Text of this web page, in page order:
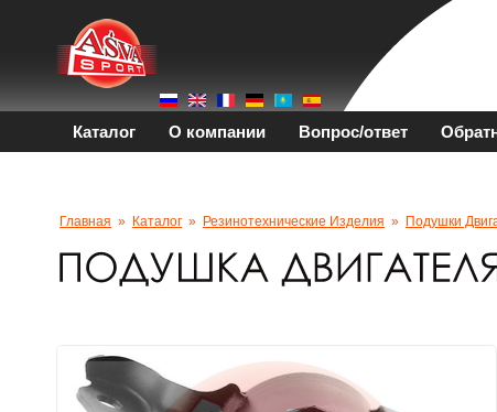
Каталог О компании Вопрос/ответ
Главная » Каталог » Резинотехнические Изделия » Подушки